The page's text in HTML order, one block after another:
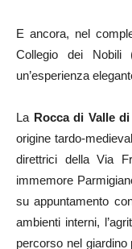
E ancora, nel
Collegio dei
un’esperienza
La Rocca di Valle
origine tardo-
direttrici della Via
immemore
su appuntamento
ambienti interni,
percorso nel